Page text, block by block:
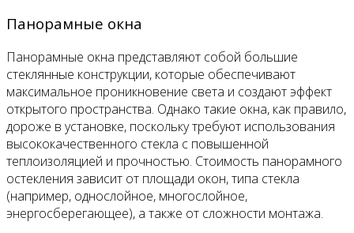
Панорамные окна
Панорамные окна представляют собой большие
стеклянные конструкции, которые обеспечивают
максимальное проникновение света и создают эффект
открытого пространства. Однако такие окна, как правило,
дороже в установке, поскольку требуют использования
высококачественного стекла с повышенной
теплоизоляцией и прочностью. Стоимость панорамного
остекления зависит от площади окон, типа стекла
(например, однослойное, многослойное,
энергосберегающее), а также от сложности монтажа.